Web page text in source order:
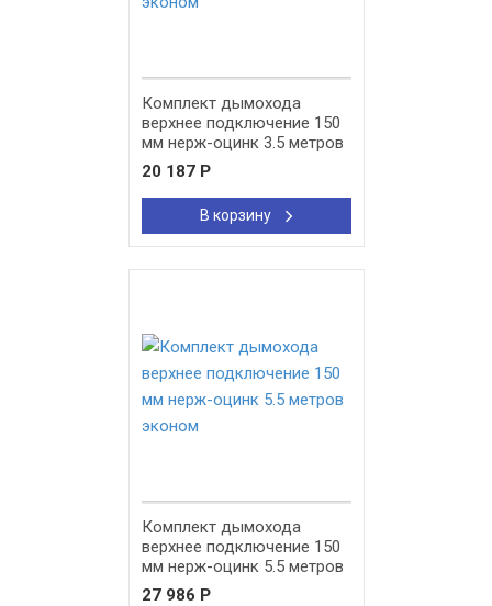
Комплект дымохода
верхнее подключение 150
мм нерж-оцинк 3.5 метров
эконом
20 187 Р
В корзину
Комплект дымохода
верхнее подключение 150
мм нерж-оцинк 5.5 метров
эконом
27 986 Р